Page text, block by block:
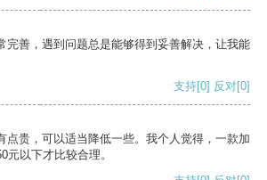
完善，遇到问题总是能够得到妥善解决，让我能
支持[0] 反对[0]
点贵，可以适当降低一些。我个人觉得，一款加
元以下才比较合理。